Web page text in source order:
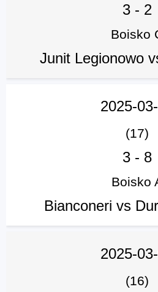
3 - 2
Boisko
Junit Legionowo
2025-
(17)
3 - 8
Boisko
Bianconeri vs
2025-
(16)